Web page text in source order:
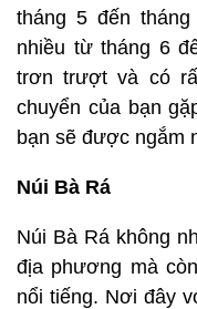
tháng 5 đến
nhiều từ tháng 6
trơn trượt và có
chuyển của bạn
bạn sẽ được ngắm
Núi Bà Rá
Núi Bà Rá không
địa phương mà
nổi tiếng. Nơi đây